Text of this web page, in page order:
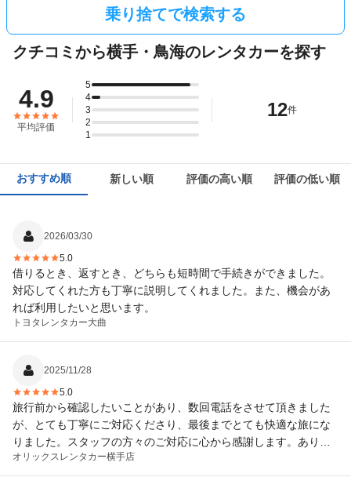
乗り捨てで検索する
クチコミから横手・鳥海のレンタカーを探す
4.9
平均評価
5
4
3
2
1
12件
おすすめ順 新しい順 評価の高い順 評価の低い順
2026/03/30
5.0
借りるとき、返すとき、どちらも短時間で手続きができました。
対応してくれた方も丁寧に説明してくれました。また、機会があ
れば利用したいと思います。
トヨタレンタカー大曲
2025/11/28
5.0
旅行前から確認したいことがあり、数回電話をさせて頂きました
が、とても丁寧にご対応くださり、最後までとても快適な旅にな
りました。スタッフの方々のご対応に心から感謝します。ありが
とうございました！
オリックスレンタカー横手店